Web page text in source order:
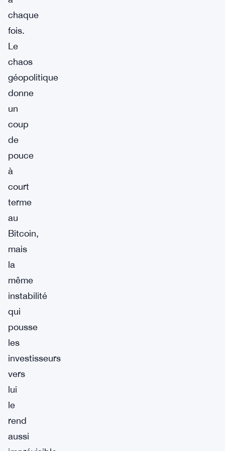
chaque
fois.
Le
chaos
géopolitique
donne
un
coup
de
pouce
à
court
terme
au
Bitcoin,
mais
la
même
instabilité
qui
pousse
les
investisseurs
vers
lui
le
rend
aussi